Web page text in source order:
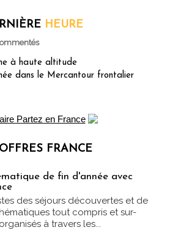
HEURE
à haute altitude
dans le Mercantour frontalier
FRANCE
de fin d'année avec
des séjours découvertes et de
tout compris et sur-
à travers les...